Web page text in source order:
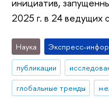
инициатив,
2025 г. в 24 ведущих
Наука Экспресс-
публикации
глобальные тренды